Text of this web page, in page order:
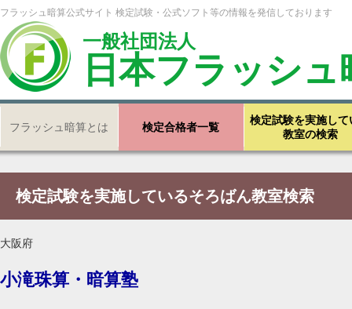
フラッシュ暗算公式サイト 検定試験・公式ソフト等の情報を発信しております
一般社団法人
日本フラッシ
フラッシュ暗算とは 検定合格者一覧
検定試験を実施して
教室の検索
検定試験を実施しているそろばん教室検索
大阪府
小滝珠算・暗算塾